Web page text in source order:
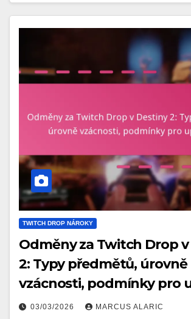
TWITCH DROP NÁROKY
Odměny za Twitch Drop
2: Typy předmětů, úrovně
vzácnosti, podmínky pro
03/03/2026 MARCUS ALARIC